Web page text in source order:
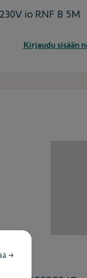
io RNF B 5M
Kirjaudu sisään
→